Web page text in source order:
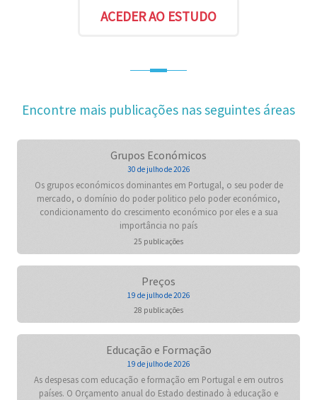
Encontre mais publicações nas seguintes áreas
Grupos Económicos
30 de julho de 2026
Os grupos económicos dominantes em Portugal, o seu poder de
mercado, o domínio do poder politico pelo poder económico,
condicionamento do crescimento económico por eles e a sua
importância no país
25 publicações
Preços
19 de julho de 2026
28 publicações
Educação e Formação
19 de julho de 2026
As despesas com educação e formação em Portugal e em outros
países. O Orçamento anual do Estado destinado à educação e